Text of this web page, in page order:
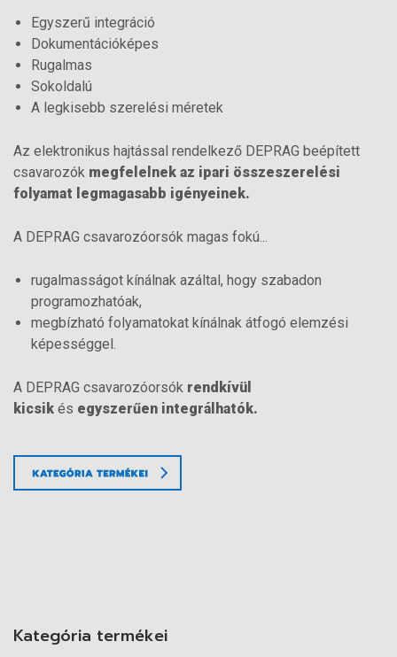
Egyszerű integráció
Dokumentációképes
Rugalmas
Sokoldalú
A legkisebb szerelési méretek
Az elektronikus hajtással rendelkező DEPRAG beépített
csavarozók megfelelnek az ipari összeszerelési
folyamat legmagasabb igényeinek.
A DEPRAG csavarozóorsók magas fokú...
rugalmasságot kínálnak azáltal, hogy szabadon
programozhatóak,
megbízható folyamatokat kínálnak átfogó elemzési
képességgel.
A DEPRAG csavarozóorsók rendkívül
kicsik és egyszerűen integrálhatók.
Kategória termékei